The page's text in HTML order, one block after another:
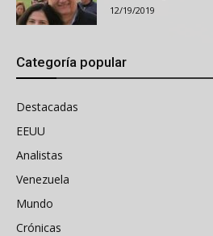
12/19/2019
Categoría popular
Destacadas
EEUU
Analistas
Venezuela
Mundo
Crónicas